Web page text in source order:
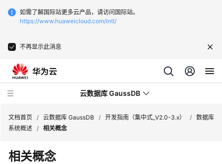
如需了解国际站更多云产品，请访问国际站。
https://www.huaweicloud.com/intl/
不再显示此消息
云数据库 GaussDB
最
新
文档首页 / 云数据库 GaussDB / 开发指南（集中式_V2.0-3.x） / 数据库
系统概述 / 相关概念
相关概念